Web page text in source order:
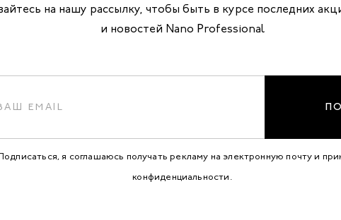
на нашу рассылку, чтобы быть в курсе последних
и новостей Nano Professional
я соглашаюсь получать рекламу на электронную почту и
конфиденциальности.